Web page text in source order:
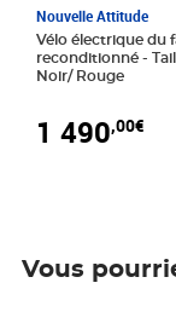
Nouvelle Attitude
Vélo électrique du
reconditionné - Taille normale -
Noir/ Rouge
1 490,00€
Vous